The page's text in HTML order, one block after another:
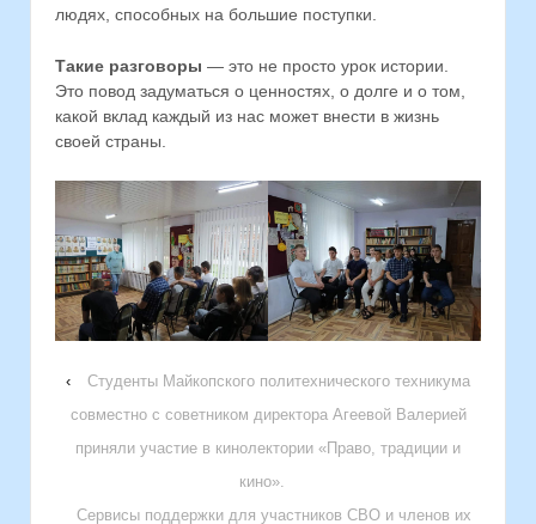
людях, способных на большие поступки.
Такие разговоры — это не просто урок истории.
Это повод задуматься о ценностях, о долге и о том,
какой вклад каждый из нас может внести в жизнь
своей страны.
‹
Студенты Майкопского политехнического техникума
совместно с советником директора Агеевой Валерией
приняли участие в кинолектории «Право, традиции и
кино».
Сервисы поддержки для участников СВО и членов их